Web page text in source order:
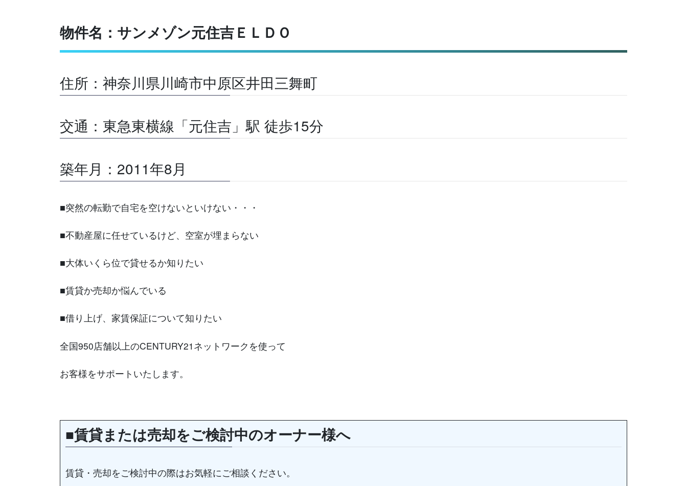
物件名：サンメゾン元住吉ＥＬＤＯ
住所：神奈川県川崎市中原区井田三舞町
交通：東急東横線「元住吉」駅 徒歩15分
築年月：2011年8月
■突然の転勤で自宅を空けないといけない・・・
■不動産屋に任せているけど、空室が埋まらない
■大体いくら位で貸せるか知りたい
■賃貸か売却か悩んでいる
■借り上げ、家賃保証について知りたい
全国950店舗以上のCENTURY21ネットワークを使って
お客様をサポートいたします。
■賃貸または売却をご検討中のオーナー様へ
賃貸・売却をご検討中の際はお気軽にご相談ください。